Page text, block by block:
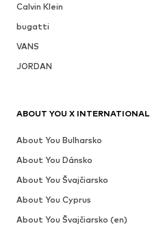
Calvin Klein
bugatti
VANS
JORDAN
ABOUT YOU X INTERNATIONAL
About You Bulharsko
About You Dánsko
About You Švajčiarsko
About You Cyprus
About You Švajčiarsko (en)